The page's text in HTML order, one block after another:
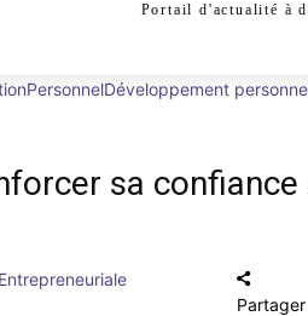
Portail d'actualité à
PersonnelDéveloppement
sa confiance
Partager